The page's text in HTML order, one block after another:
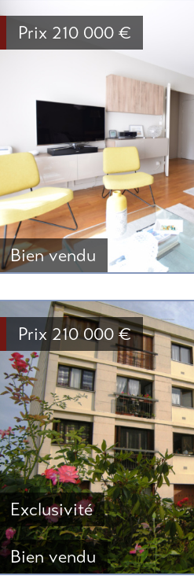
Bien vendu
Prix 210 000 €
Bien vendu
Exclusivité
Prix 210 000 €